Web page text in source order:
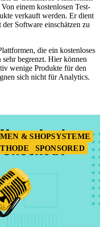
einem kostenlosen Test-
verkauft werden. Er dient
Software einschätzen zu
die ein kostenloses
begrenzt. Hier können
wenige Produkte für den
sich nicht für Analytics.
& SHOPSYSTEME
SPONSORED